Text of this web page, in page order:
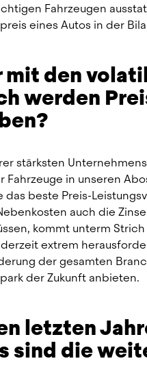
Fahrzeugen
eines Autos in der
den
werden
stärksten
Fahrzeuge in unseren
das beste Preis-
auch die
kommt unterm
extrem
der gesamten
der Zukunft anbieten.
letzten
sind die